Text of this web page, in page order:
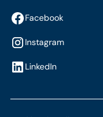
Facebook
Instagram
LinkedIn